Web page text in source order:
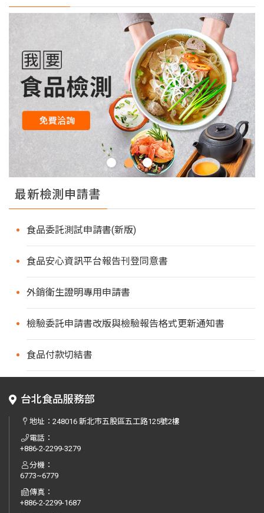
最新檢測申請書
食品委託測試申請書(新版)
食品安心資訊平台報告刊登同意書
外銷衛生證明專用申請書
檢驗委託申請書改版與檢驗報告格式更新通知書
食品付款切結書
台北食品服務部
地址：248016 新北市五股區五工路125號2樓
電話：
+886-2-2299-3279
分機：
6773~6779
傳真：
+886-2-2299-1687